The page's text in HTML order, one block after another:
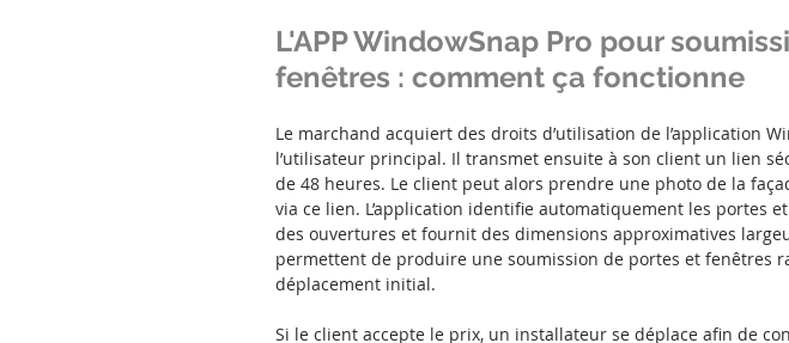
L'APP WindowSnap Pro pour
fenêtres : comment ça fonctionne
Le marchand acquiert des droits d’utilisation de l’application
l’utilisateur principal. Il transmet ensuite à son client un lien
de 48 heures. Le client peut alors prendre une photo de la
via ce lien. L’application identifie automatiquement les portes
des ouvertures et fournit des dimensions approximatives
permettent de produire une soumission de portes et fenêtres
déplacement initial.
Si le client accepte le prix, un installateur se déplace afin de